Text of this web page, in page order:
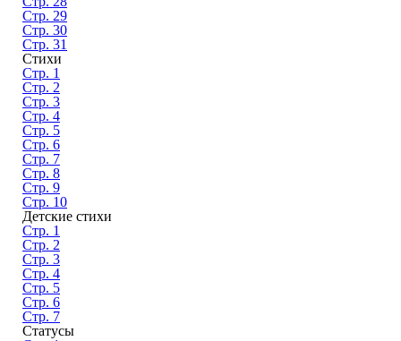
Стр. 29
Стр. 30
Стр. 31
Стихи
Стр. 1
Стр. 2
Стр. 3
Стр. 4
Стр. 5
Стр. 6
Стр. 7
Стр. 8
Стр. 9
Стр. 10
Детские стихи
Стр. 1
Стр. 2
Стр. 3
Стр. 4
Стр. 5
Стр. 6
Стр. 7
Статусы